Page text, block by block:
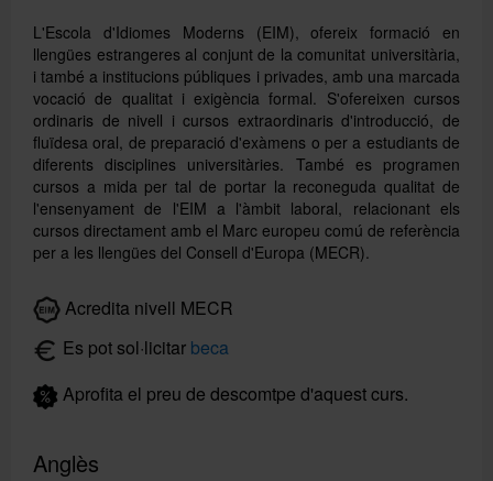
L'Escola d'Idiomes Moderns (EIM), ofereix formació en
llengües estrangeres al conjunt de la comunitat universitària,
i també a institucions públiques i privades, amb una marcada
vocació de qualitat i exigència formal. S'ofereixen cursos
ordinaris de nivell i cursos extraordinaris d'introducció, de
fluïdesa oral, de preparació d'exàmens o per a estudiants de
diferents disciplines universitàries. També es programen
cursos a mida per tal de portar la reconeguda qualitat de
l'ensenyament de l'EIM a l'àmbit laboral, relacionant els
cursos directament amb el Marc europeu comú de referència
per a les llengües del Consell d'Europa (MECR).
Acredita nivell MECR
Es pot sol·licitar beca
Aprofita el preu de descomtpe d'aquest curs.
Anglès